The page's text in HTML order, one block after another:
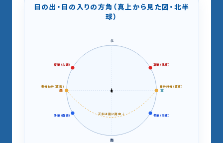
日の出・日の入りの方角（真上から見た図・北半
球）
北
南
東
西
正午は南に南中 ↓
夏至（北東）
春分秋分（真東）
冬至（南東）
夏至（北西）
春分秋分（真西）
冬至（南西）
🧍